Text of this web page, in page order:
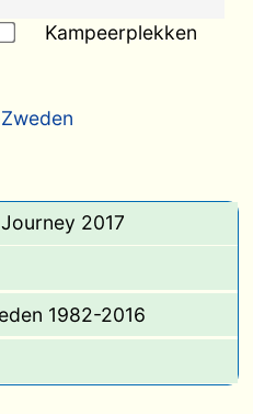
Kampeerplekken
2017
1982-2016